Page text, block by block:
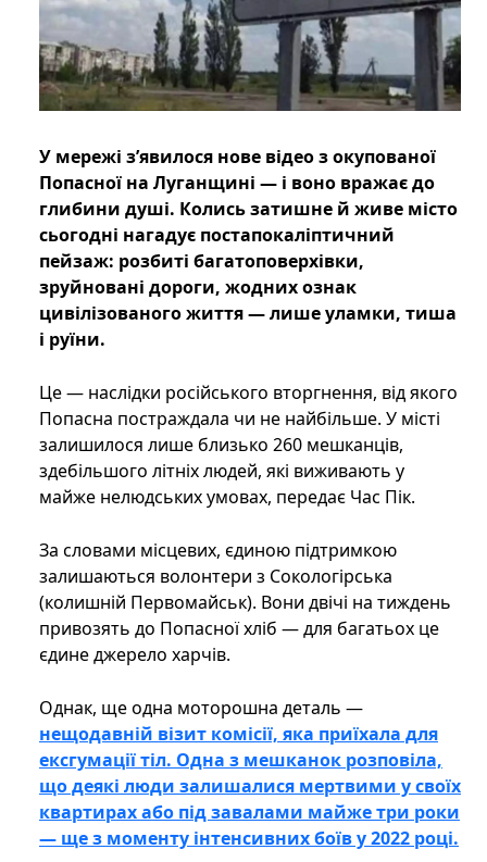
У мережі з’явилося нове відео з окупованої
Попасної на Луганщині — і воно вражає до
глибини душі. Колись затишне й живе місто
сьогодні нагадує постапокаліптичний
пейзаж: розбиті багатоповерхівки,
зруйновані дороги, жодних ознак
цивілізованого життя — лише уламки, тиша
і руїни.
Це — наслідки російського вторгнення, від якого
Попасна постраждала чи не найбільше. У місті
залишилося лише близько 260 мешканців,
здебільшого літніх людей, які виживають у
майже нелюдських умовах, передає Час Пік.
За словами місцевих, єдиною підтримкою
залишаються волонтери з Сокологірська
(колишній Первомайськ). Вони двічі на тиждень
привозять до Попасної хліб — для багатьох це
єдине джерело харчів.
Однак, ще одна моторошна деталь —
нещодавній візит комісії, яка приїхала для
ексгумації тіл. Одна з мешканок розповіла,
що деякі люди залишалися мертвими у своїх
квартирах або під завалами майже три роки
— ще з моменту інтенсивних боїв у 2022 році.